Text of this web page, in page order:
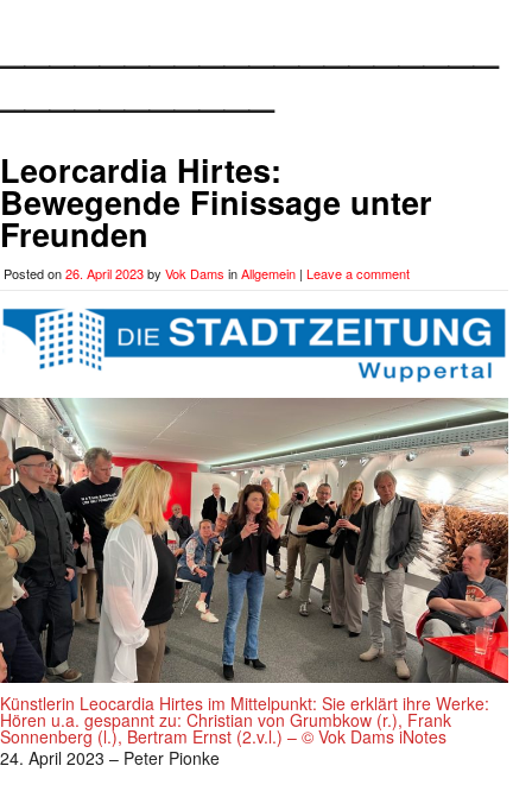
___________
Leorcardia Hirtes:
Bewegende Finissage unter
Freunden
Posted on26. April 2023by Vok Dams inAllgemein | Leave a comment
Künstlerin Leocardia Hirtes im Mittelpunkt: Sie erklärt ihre Werke:
Hören u.a. gespannt zu: Christian von Grumbkow (r.), Frank
Sonnenberg (l.), Bertram Ernst (2.v.l.) – © Vok Dams iNotes
24. April 2023 – Peter Pionke